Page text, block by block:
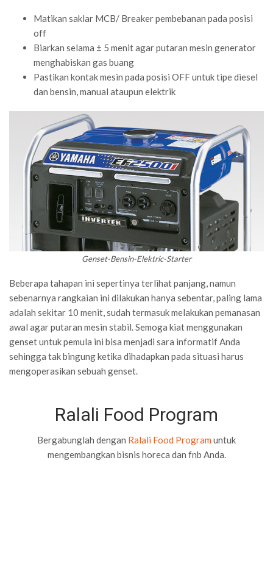
Matikan saklar MCB/ Breaker pembebanan pada posisi
off
Biarkan selama ± 5 menit agar putaran mesin generator
menghabiskan gas buang
Pastikan kontak mesin pada posisi OFF untuk tipe diesel
dan bensin, manual ataupun elektrik
Genset-Bensin-Elektric-Starter
Beberapa tahapan ini sepertinya terlihat panjang, namun
sebenarnya rangkaian ini dilakukan hanya sebentar, paling lama
adalah sekitar 10 menit, sudah termasuk melakukan pemanasan
awal agar putaran mesin stabil. Semoga kiat menggunakan
genset untuk pemula ini bisa menjadi sara informatif Anda
sehingga tak bingung ketika dihadapkan pada situasi harus
mengoperasikan sebuah genset.
Ralali Food Program
Bergabunglah dengan Ralali Food Program untuk
mengembangkan bisnis horeca dan fnb Anda.